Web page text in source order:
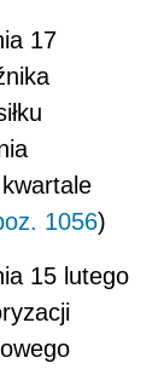
17
1056)
15 lutego